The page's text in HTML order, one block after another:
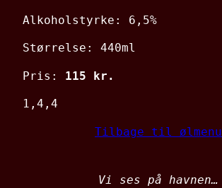
Alkoholstyrke: 6,5%
Størrelse: 440ml
Pris: 115 kr.
1,4,4
Tilbage til ølmenu
Vi ses på havnen…